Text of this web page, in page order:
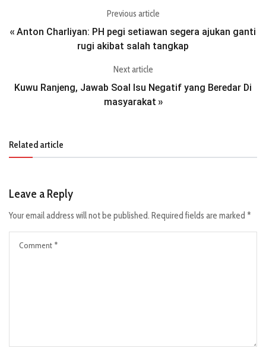
Previous article
« Anton Charliyan: PH pegi setiawan segera ajukan ganti
rugi akibat salah tangkap
Next article
Kuwu Ranjeng, Jawab Soal Isu Negatif yang Beredar Di
masyarakat »
Related article
Leave a Reply
Your email address will not be published. Required fields are marked *